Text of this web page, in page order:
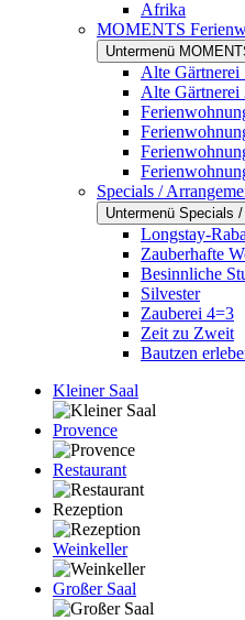
Afrika
MOMENTS
Untermenü
Alte Gärtnerei
Alte Gärtnerei
Specials /
Untermenü Specials
Longstay-
Zauberhafte
Besinnliche
Silvester
Zauberei 4=3
Zeit zu Zweit
Bautzen
Kleiner Saal
Provence
Restaurant
Rezeption
Weinkeller
Großer Saal